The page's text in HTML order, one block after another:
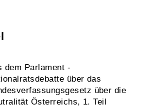
dem Parlament -
über das
über die
Österreichs, 1. Teil